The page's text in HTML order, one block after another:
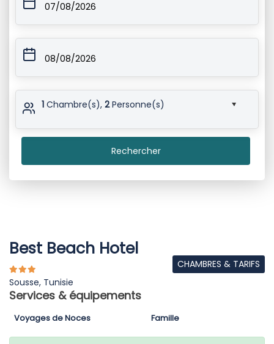
07/08/2026
08/08/2026
1 Chambre(s),2Personne(s)
Rechercher
Best Beach Hotel
Sousse, Tunisie
CHAMBRES & TARIFS
Services & équipements
Voyages de Noces Famille